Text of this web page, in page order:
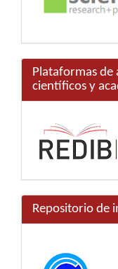
Plataformas de
científicos y
Repositorio de